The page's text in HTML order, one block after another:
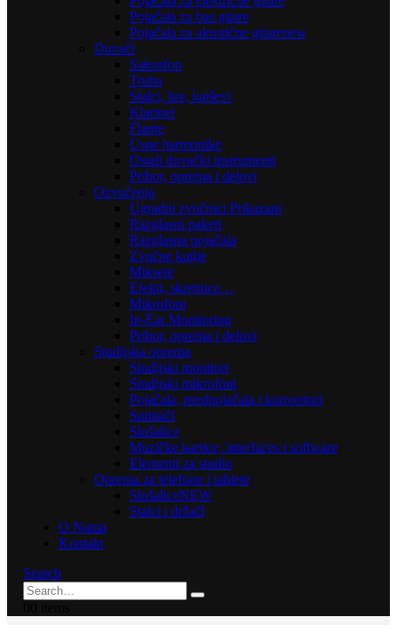
Pojačala za bas gitare
Pojačala za akustične gitarenew
Duvači
Saksofon
Truba
Stalci, lire, kaiševi
Klarinet
Flaute
Usne harmonike
Ostali duvački instrumenti
Pribor, oprema i delovi
Ozvučenja
Ugradni zvučnici Prikazani
Razglasni paketi
Razglasna pojačala
Zvučne kutije
Miksete
Efekti, skretnice…
Mikrofoni
In-Ear Monitoring
Pribor, oprema i delovi
Studijska oprema
Studijski monitori
Studijski mikrofoni
Pojačala, predpojačala i konvertori
Snimači
Slušalice
Muzičke kartice, interfaces i software
Elementi za studio
Oprema za telefone i tablete
SlušaliceNEW
Stalci i držači
O Nama
Kontakt
Search